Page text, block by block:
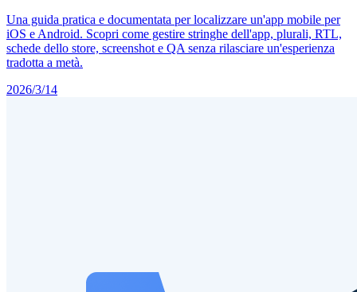
Una guida pratica e documentata per localizzare un'app mobile per
iOS e Android. Scopri come gestire stringhe dell'app, plurali, RTL,
schede dello store, screenshot e QA senza rilasciare un'esperienza
tradotta a metà.
2026/3/14